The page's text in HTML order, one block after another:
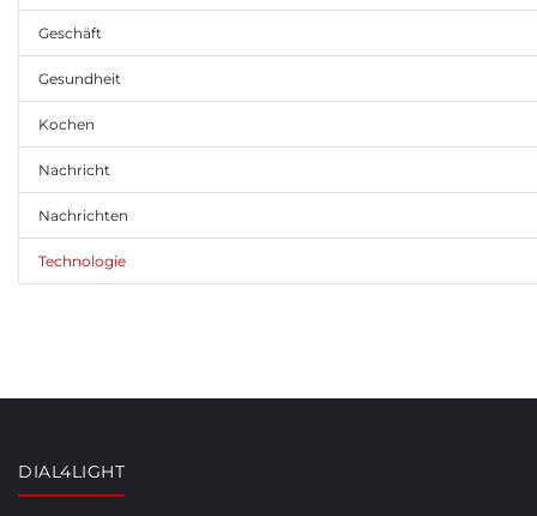
Geschäft
Gesundheit
Kochen
Nachricht
Nachrichten
Technologie
DIAL4LIGHT